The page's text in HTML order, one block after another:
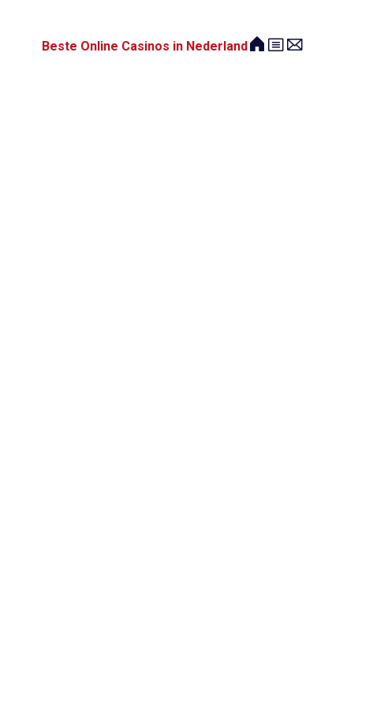
Beste Online Casinos in Nederland